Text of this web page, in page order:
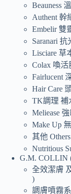
Beauness
Authent 幹
Embelir 雙
Saranari
Lisciare 草
Colax 喚活
Fairlucent
Hair Care
TK調理 補
Meliease
Make Up
其他 Others
Nutritious
G.M. COLLIN
全效潔膚
調膚噴霧